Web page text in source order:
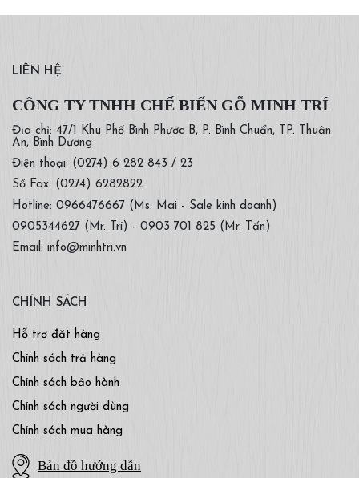
LIÊN HỆ
CÔNG TY TNHH CHẾ BIẾN GỖ MINH TRÍ
Địa chỉ: 47/1 Khu Phố Bình Phước B, P. Bình Chuẩn, TP. Thuận
An, Bình Dương
Điện thoại: (0274) 6 282 843 / 23
Số Fax: (0274) 6282822
Hotline: 0966476667 (Ms. Mai - Sale kinh doanh)
0905344627 (Mr. Trí) - 0903 701 825 (Mr. Tấn)
Email: info@minhtri.vn
CHÍNH SÁCH
Hỗ trợ đặt hàng
Chính sách trả hàng
Chính sách bảo hành
Chính sách người dùng
Chính sách mua hàng
Bản đồ hướng dẫn